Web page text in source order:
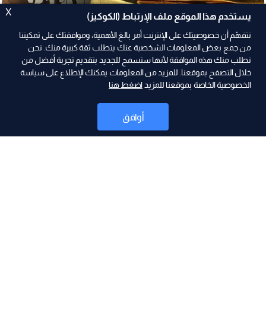
2026-08-03
انخفاض النفط وارتفاع الذهب.. إليكم الأسعار الجديدة
X يستخدم هذا الموقع ملف الإرتباط (الكوكيز)
نتفهّم أن خصوصيتك على الإنترنت أمر بالغ الأهمية، وموافقتك على تمكيننا
من جمع بعض المعلومات الشخصية عنك يتطلب ثقة كبيرة منك. نحن
نطلب منك هذه الموافقة لأنها ستسمح للجديد بتقديم تجربة أفضل من
خلال التصفح بموقعنا. للمزيد من المعلومات يمكنك الإطلاع على سياسة
الخصوصية الخاصة بموقعنا للمزيد اضغط هنا
أوافق